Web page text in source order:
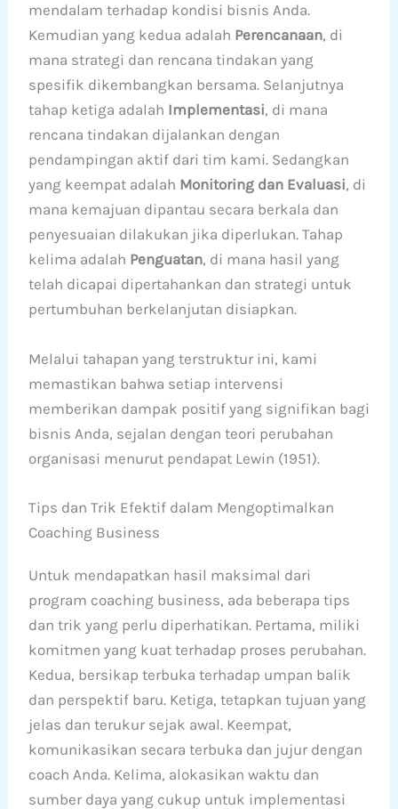
mendalam terhadap kondisi bisnis Anda.
Kemudian yang kedua adalah Perencanaan, di
mana strategi dan rencana tindakan yang
spesifik dikembangkan bersama. Selanjutnya
tahap ketiga adalah Implementasi, di mana
rencana tindakan dijalankan dengan
pendampingan aktif dari tim kami. Sedangkan
yang keempat adalah Monitoring dan Evaluasi, di
mana kemajuan dipantau secara berkala dan
penyesuaian dilakukan jika diperlukan. Tahap
kelima adalah Penguatan, di mana hasil yang
telah dicapai dipertahankan dan strategi untuk
pertumbuhan berkelanjutan disiapkan.
Melalui tahapan yang terstruktur ini, kami
memastikan bahwa setiap intervensi
memberikan dampak positif yang signifikan bagi
bisnis Anda, sejalan dengan teori perubahan
organisasi menurut pendapat Lewin (1951).
Tips dan Trik Efektif dalam Mengoptimalkan
Coaching Business
Untuk mendapatkan hasil maksimal dari
program coaching business, ada beberapa tips
dan trik yang perlu diperhatikan. Pertama, miliki
komitmen yang kuat terhadap proses perubahan.
Kedua, bersikap terbuka terhadap umpan balik
dan perspektif baru. Ketiga, tetapkan tujuan yang
jelas dan terukur sejak awal. Keempat,
komunikasikan secara terbuka dan jujur dengan
coach Anda. Kelima, alokasikan waktu dan
sumber daya yang cukup untuk implementasi